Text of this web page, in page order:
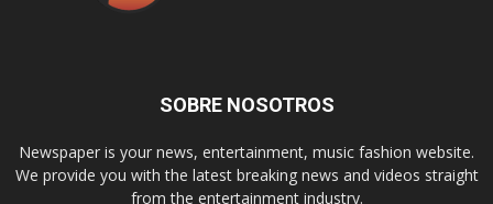
SOBRE NOSOTROS
Newspaper is your news, entertainment, music fashion website.
We provide you with the latest breaking news and videos straight
from the entertainment industry.